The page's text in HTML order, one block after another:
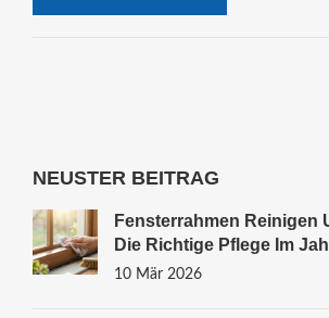
NEUSTER BEITRAG
Fensterrahmen Reinigen
Die Richtige Pflege Im
10 Mär 2026